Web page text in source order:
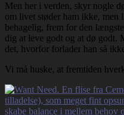
Men her i verden, skyr nogle
om livet støder ham ikke, men
behagelig, frem for den
dig at leve godt og at dø godt.
det, hvorfor forlader han så
Vi må huske, at fremtiden